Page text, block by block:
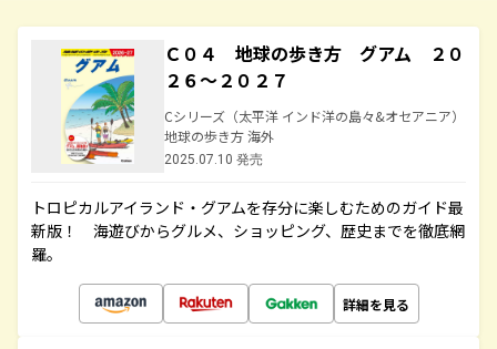
Ｃ０４ 地球の歩き方 グアム ２０
２６～２０２７
Cシリーズ（太平洋 インド洋の島々&オセアニア）
地球の歩き方 海外
2025.07.10 発売
トロピカルアイランド・グアムを存分に楽しむためのガイド最
新版！ 海遊びからグルメ、ショッピング、歴史までを徹底網
羅。
詳細を見る